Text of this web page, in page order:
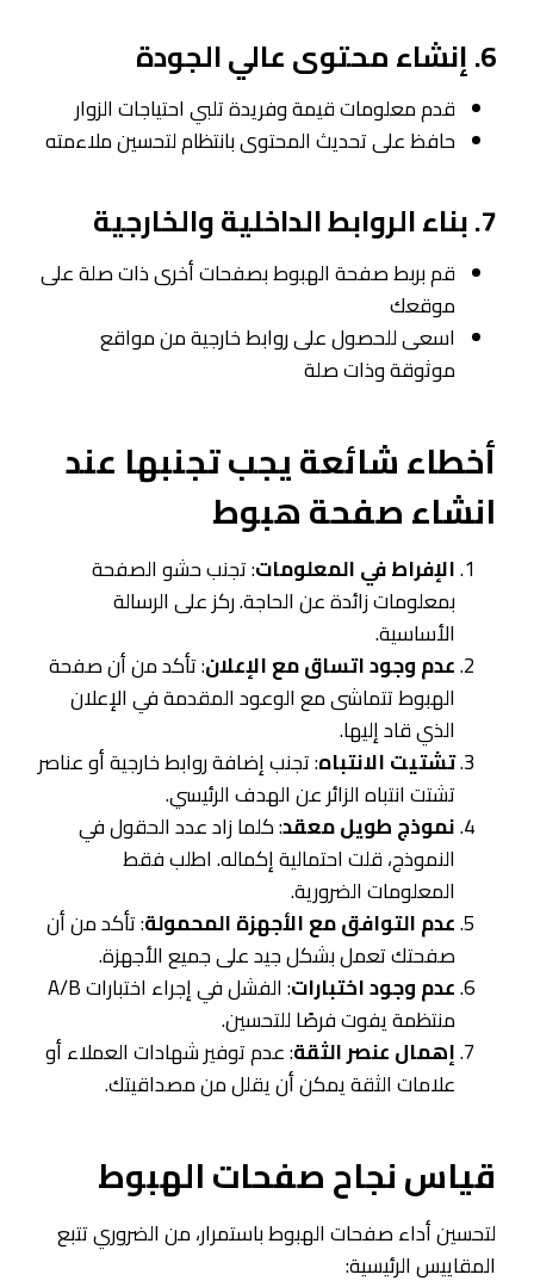
6. إنشاء محتوى عالي الجودة
قدم معلومات قيمة وفريدة تلبي احتياجات الزوار
حافظ على تحديث المحتوى بانتظام لتحسين ملاءمته
7. بناء الروابط الداخلية والخارجية
قم بربط صفحة الهبوط بصفحات أخرى ذات صلة على
موقعك
اسعى للحصول على روابط خارجية من مواقع
موثوقة وذات صلة
أخطاء شائعة يجب تجنبها عند
انشاء صفحة هبوط
الإفراط في المعلومات: تجنب حشو الصفحة
بمعلومات زائدة عن الحاجة. ركز على الرسالة
الأساسية.
عدم وجود اتساق مع الإعلان: تأكد من أن صفحة
الهبوط تتماشى مع الوعود المقدمة في الإعلان
الذي قاد إليها.
تشتيت الانتباه: تجنب إضافة روابط خارجية أو عناصر
تشتت انتباه الزائر عن الهدف الرئيسي.
نموذج طويل معقد: كلما زاد عدد الحقول في
النموذج، قلت احتمالية إكماله. اطلب فقط
المعلومات الضرورية.
عدم التوافق مع الأجهزة المحمولة: تأكد من أن
صفحتك تعمل بشكل جيد على جميع الأجهزة.
عدم وجود اختبارات
: الفشل في إجراء اختبارات A/B
منتظمة يفوت فرصًا للتحسين.
إهمال عنصر الثقة: عدم توفير شهادات العملاء أو
علامات الثقة يمكن أن يقلل من مصداقيتك.
قياس نجاح صفحات الهبوط
لتحسين أداء صفحات الهبوط باستمرار، من الضروري تتبع
المقاييس الرئيسية: